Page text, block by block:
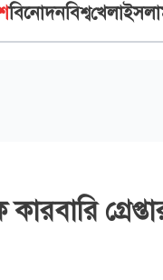
বিনোদনবিশ্বখেলা